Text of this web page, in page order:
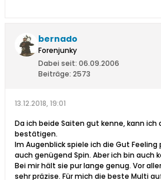
bernado
Forenjunky
Dabei seit: 06.09.2006
Beiträge: 2573
13.12.2018, 19:01
Da ich beide Saiten gut kenne, kann ich
bestätigen.
Im Augenblick spiele ich die Gut
auch genügend Spin. Aber ich bin auch
Bei mir hält sie pur lange genug. Vor
sehr präzise. Für mich die beste Multi